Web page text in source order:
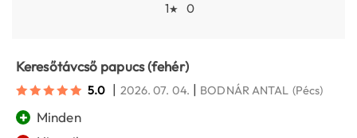
1★ 0
Keresőtávcső papucs (fehér)
5.0 | 2026. 07. 04. | BODNÁR ANTAL (Pécs)
+ Minden